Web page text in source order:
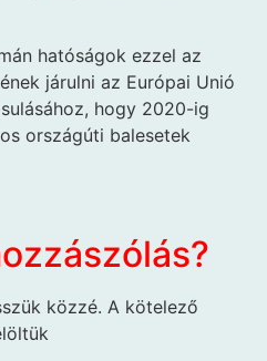
hatóságok ezzel az
járulni az Európai Unió
hogy 2020-ig
országúti balesetek
közzé. A kötelező